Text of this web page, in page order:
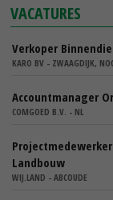
VACATURES
Verkoper
KARO BV - ZWAAGDIJK,
Accountmanager
COMGOED B.V. - NL
Landbouw
WIJ.LAND - ABCOUDE